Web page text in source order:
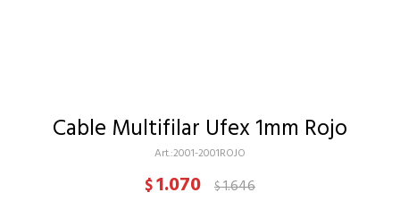
Cable Multifilar Ufex 1mm Rojo
2001-2001ROJO
$1.070 $1.646